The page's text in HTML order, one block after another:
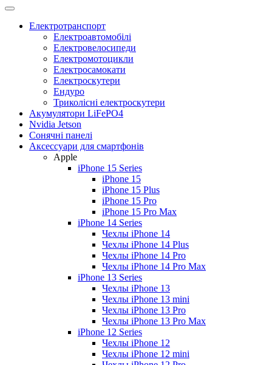
Електротранспорт
Електроавтомобілі
Електровелосипеди
Електромотоцикли
Електросамокати
Електроскутери
Ендуро
Триколісні електроскутери
Акумулятори LiFePO4
Nvidia Jetson
Сонячні панелі
Аксессуари для смартфонів
Apple
iPhone 15 Series
iPhone 15
iPhone 15 Plus
iPhone 15 Pro
iPhone 15 Pro Max
iPhone 14 Series
Чехлы iPhone 14
Чехлы iPhone 14 Plus
Чехлы iPhone 14 Pro
Чехлы iPhone 14 Pro Max
iPhone 13 Series
Чехлы iPhone 13
Чехлы iPhone 13 mini
Чехлы iPhone 13 Pro
Чехлы iPhone 13 Pro Max
iPhone 12 Series
Чехлы iPhone 12
Чехлы iPhone 12 mini